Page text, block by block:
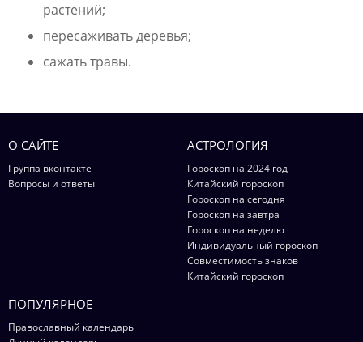
растений;
пересаживать деревья;
сажать травы.
О САЙТЕ
Группа вконтакте
Вопросы и ответы
АСТРОЛОГИЯ
Гороскоп на 2024 год
Китайский гороскоп
Гороскоп на сегодня
Гороскоп на завтра
Гороскоп на неделю
Индивидуальный гороскоп
Совместимость знаков
Китайский гороскоп
ПОПУЛЯРНОЕ
Православный календарь